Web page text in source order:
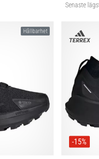
42 42⅔ 43⅓
Senaste
Hållbarhet
-15%